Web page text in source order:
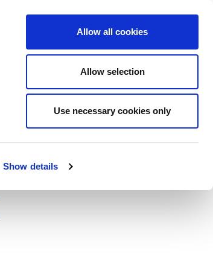
Show details
Allow all cookies
Allow selection
Use necessary cookies only
Next
Tweets by CyprusFA